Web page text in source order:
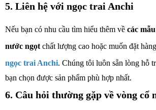
5. Liên hệ với ngọc trai Anchi
Nếu bạn có nhu cầu tìm hiểu thêm về các
nước ngọt chất lượng cao hoặc muốn đặt
ngọc trai Anchi. Chúng tôi luôn sẵn lòng hỗ
bạn chọn được sản phẩm phù hợp nhất.
6. Câu hỏi thường gặp về vòng cổ